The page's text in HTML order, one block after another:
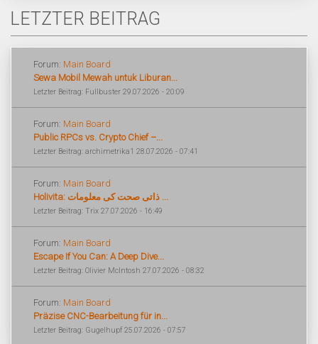
LETZTER BEITRAG
Forum: Main Board
Sewa Mobil Mewah untuk Liburan...
Letzter Beitrag: Fullbuster 29.07.2026 - 20:09
Forum: Main Board
Public RPCs vs. Crypto Chief –...
Letzter Beitrag: archimetrika1 28.07.2026 - 07:41
Forum: Main Board
Holivita: ذاتی صحت کی معلومات ...
Letzter Beitrag: Trix 27.07.2026 - 16:49
Forum: Main Board
Escape If You Can: A Deep Dive...
Letzter Beitrag: Olivier McIntosh 27.07.2026 - 08:32
Forum: Main Board
Präzise CNC-Bearbeitung für in...
Letzter Beitrag: Gugelhupf 25.07.2026 - 07:57